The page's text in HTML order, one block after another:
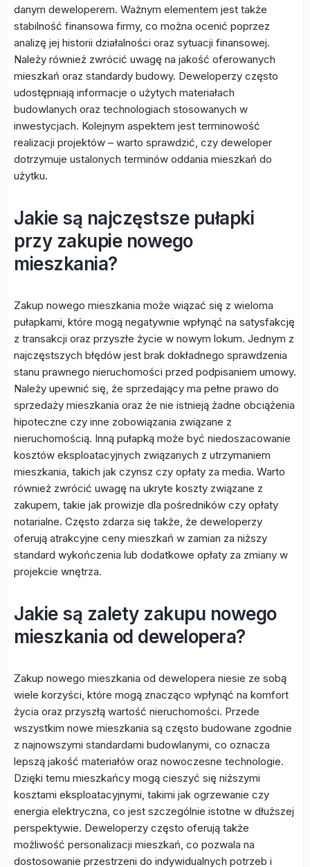
danym deweloperem. Ważnym elementem jest także
stabilność finansowa firmy, co można ocenić poprzez
analizę jej historii działalności oraz sytuacji finansowej.
Należy również zwrócić uwagę na jakość oferowanych
mieszkań oraz standardy budowy. Deweloperzy często
udostępniają informacje o użytych materiałach
budowlanych oraz technologiach stosowanych w
inwestycjach. Kolejnym aspektem jest terminowość
realizacji projektów – warto sprawdzić, czy deweloper
dotrzymuje ustalonych terminów oddania mieszkań do
użytku.
Jakie są najczęstsze pułapki
przy zakupie nowego
mieszkania?
Zakup nowego mieszkania może wiązać się z wieloma
pułapkami, które mogą negatywnie wpłynąć na satysfakcję
z transakcji oraz przyszłe życie w nowym lokum. Jednym z
najczęstszych błędów jest brak dokładnego sprawdzenia
stanu prawnego nieruchomości przed podpisaniem umowy.
Należy upewnić się, że sprzedający ma pełne prawo do
sprzedaży mieszkania oraz że nie istnieją żadne obciążenia
hipoteczne czy inne zobowiązania związane z
nieruchomością. Inną pułapką może być niedoszacowanie
kosztów eksploatacyjnych związanych z utrzymaniem
mieszkania, takich jak czynsz czy opłaty za media. Warto
również zwrócić uwagę na ukryte koszty związane z
zakupem, takie jak prowizje dla pośredników czy opłaty
notarialne. Często zdarza się także, że deweloperzy
oferują atrakcyjne ceny mieszkań w zamian za niższy
standard wykończenia lub dodatkowe opłaty za zmiany w
projekcie wnętrza.
Jakie są zalety zakupu nowego
mieszkania od dewelopera?
Zakup nowego mieszkania od dewelopera niesie ze sobą
wiele korzyści, które mogą znacząco wpłynąć na komfort
życia oraz przyszłą wartość nieruchomości. Przede
wszystkim nowe mieszkania są często budowane zgodnie
z najnowszymi standardami budowlanymi, co oznacza
lepszą jakość materiałów oraz nowoczesne technologie.
Dzięki temu mieszkańcy mogą cieszyć się niższymi
kosztami eksploatacyjnymi, takimi jak ogrzewanie czy
energia elektryczna, co jest szczególnie istotne w dłuższej
perspektywie. Deweloperzy często oferują także
możliwość personalizacji mieszkań, co pozwala na
dostosowanie przestrzeni do indywidualnych potrzeb i